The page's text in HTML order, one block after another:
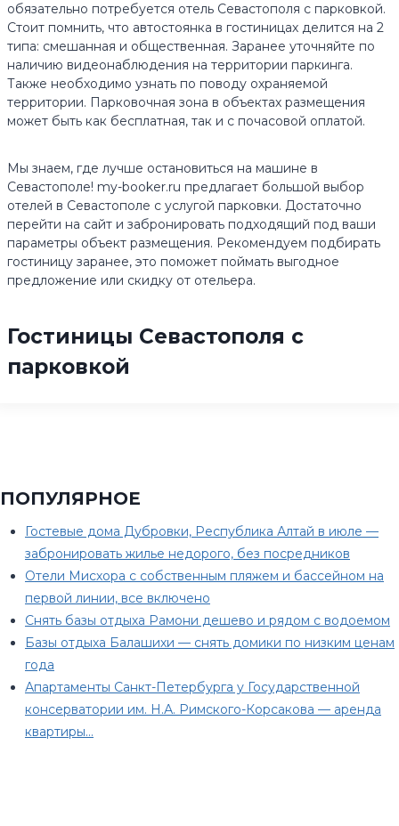
обязательно потребуется отель Севастополя с парковкой.
Стоит помнить, что автостоянка в гостиницах делится на 2
типа: смешанная и общественная. Заранее уточняйте по
наличию видеонаблюдения на территории паркинга.
Также необходимо узнать по поводу охраняемой
территории. Парковочная зона в объектах размещения
может быть как бесплатная, так и с почасовой оплатой.
Мы знаем, где лучше остановиться на машине в
Севастополе! my-booker.ru предлагает большой выбор
отелей в Севастополе с услугой парковки. Достаточно
перейти на сайт и забронировать подходящий под ваши
параметры объект размещения. Рекомендуем подбирать
гостиницу заранее, это поможет поймать выгодное
предложение или скидку от отельера.
Гостиницы Севастополя с
парковкой
ПОПУЛЯРНОЕ
Гостевые дома Дубровки, Республика Алтай в июле —
забронировать жилье недорого, без посредников
Отели Мисхора с собственным пляжем и бассейном на
первой линии, все включено
Снять базы отдыха Рамони дешево и рядом с водоемом
Базы отдыха Балашихи — снять домики по низким ценам
года
Апартаменты Санкт-Петербурга у Государственной
консерватории им. Н.А. Римского-Корсакова — аренда
квартиры…